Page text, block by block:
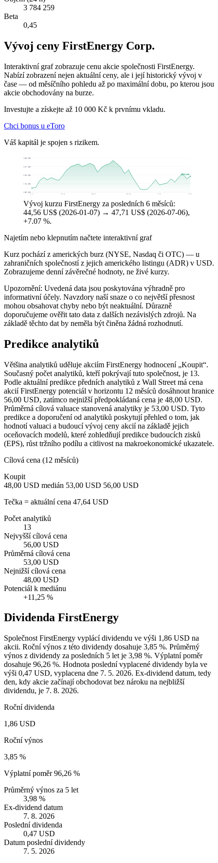
3 784 259
Beta
0,45
Vývoj ceny FirstEnergy Corp.
Interaktivní graf zobrazuje cenu akcie společnosti FirstEnergy.
Nabízí zobrazení nejen aktuální ceny, ale i její historický vývoj v
čase — od měsíčního pohledu až po maximální dobu, po kterou jsou
akcie obchodovány na burze.
Investujte a získejte až 10 000 Kč k prvnímu vkladu.
Chci bonus u eToro
Váš kapitál je spojen s rizikem.
43,50 US$
45,76 US$
48,01 US$
50,27 US$
52,53 US$
7. 1. 11. 2. 18. 3. 27. 4. 1. 6. 6. 7.
47,71 US$
Vývoj kurzu FirstEnergy za posledních 6 měsíců:
44,56 US$ (2026-01-07) → 47,71 US$ (2026-07-06),
+7.07 %.
Najetím nebo klepnutím načtete interaktivní graf
Kurz pochází z amerických burz (NYSE, Nasdaq či OTC) — u
zahraničních společností z jejich amerického listingu (ADR) v USD.
Zobrazujeme denní závěrečné hodnoty, ne živé kurzy.
Upozornění: Uvedená data jsou poskytována výhradně pro
informativní účely. Navzdory naší snaze o co největší přesnost
mohou obsahovat chyby nebo být neaktuální. Důrazně
doporučujeme ověřit tato data z dalších nezávislých zdrojů. Na
základě těchto dat by neměla být činěna žádná rozhodnutí.
Predikce analytiků
Většina analytiků uděluje akciím FirstEnergy hodnocení „Koupit“.
Současný počet analytiků, kteří pokrývají tuto společnost, je 13.
Podle aktuální predikce předních analytiků z Wall Street má cena
akcií FirstEnergy potenciál v horizontu 12 měsíců dosáhnout hranice
56,00 USD, zatímco nejnižší předpokládaná cena je 48,00 USD.
Průměrná cílová valuace stanovená analytiky je 53,00 USD. Tyto
predikce a doporučení od analytiků poskytují přehled o tom, jak
hodnotí valuaci a budoucí vývoj ceny akcií na základě jejich
oceňovacích modelů, které zohledňují predikce budoucích zisků
(EPS), růst tržního podílu a citlivost na makroekonomické ukazatele.
Cílová cena (12 měsíců)
Koupit
48,00 USD medián 53,00 USD 56,00 USD
Tečka = aktuální cena 47,64 USD
Počet analytiků
13
Nejvyšší cílová cena
56,00 USD
Průměrná cílová cena
53,00 USD
Nejnižší cílová cena
48,00 USD
Potenciál k mediánu
+11,25 %
Dividenda FirstEnergy
Společnost FirstEnergy vyplácí dividendu ve výši 1,86 USD na
akcii. Roční výnos z této dividendy dosahuje 3,85 %. Průměrný
výnos z dividendy za posledních 5 let je 3,98 %. Výplatní poměr
dosahuje 96,26 %. Hodnota poslední vyplacené dividendy byla ve
výši 0,47 USD, vyplacena dne 7. 5. 2026. Ex-dividend datum, tedy
den, kdy akcie začínají obchodovat bez nároku na nejbližší
dividendu, je 7. 8. 2026.
Roční dividenda
1,86 USD
Roční výnos
3,85 %
Výplatní poměr 96,26 %
Průměrný výnos za 5 let
3,98 %
Ex-dividend datum
7. 8. 2026
Poslední dividenda
0,47 USD
Datum poslední dividendy
7. 5. 2026